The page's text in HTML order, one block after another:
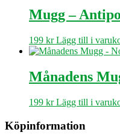
Mugg –
199 kr Lägg till i
Månadens
199 kr Lägg till i
Köpinformation